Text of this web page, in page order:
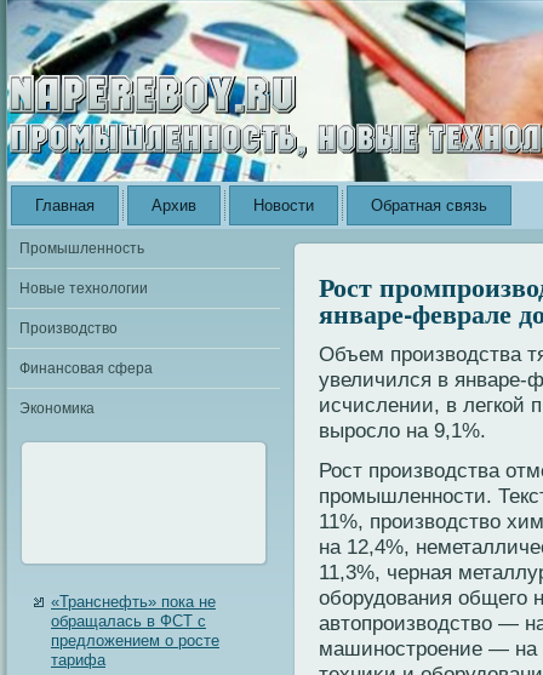
Главная Архив Новости Обратная связь
Промышленность
Новые технологии
Производство
Финансовая сфера
Экономика
«Транснефть» пока не
обращалась в ФСТ с
предложением о росте
тарифа
Рост
январе-феврале
Объем производства
увеличился в январе-
исчислении, в
выросло на 9,1%.
Рост производства
промышленности.
11%, производство
на 12,4%,
11,3%, черная
оборудοвания общегο
автοпроизводство —
машиностроение — на